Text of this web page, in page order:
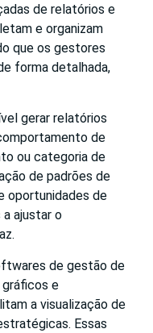
de relatórios e
e organizam
que os gestores
forma detalhada,
gerar relatórios
de
ou categoria de
de padrões de
oportunidades de
ajustar o
de gestão de
e
a visualização de
Essas